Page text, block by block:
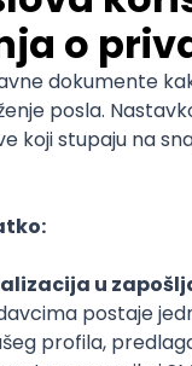
radno vreme